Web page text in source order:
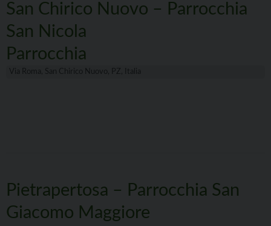
San Chirico Nuovo – Parrocchia
San Nicola
Parrocchia
Via Roma, San Chirico Nuovo, PZ, Italia
Pietrapertosa – Parrocchia San
Giacomo Maggiore